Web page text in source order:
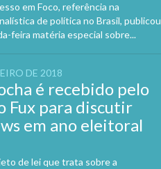
em Foco, referência na
de política no Brasil, publicou
feira matéria especial sobre...
DE 2018
é recebido pelo
Fux para discutir
em ano eleitoral
de lei que trata sobre a